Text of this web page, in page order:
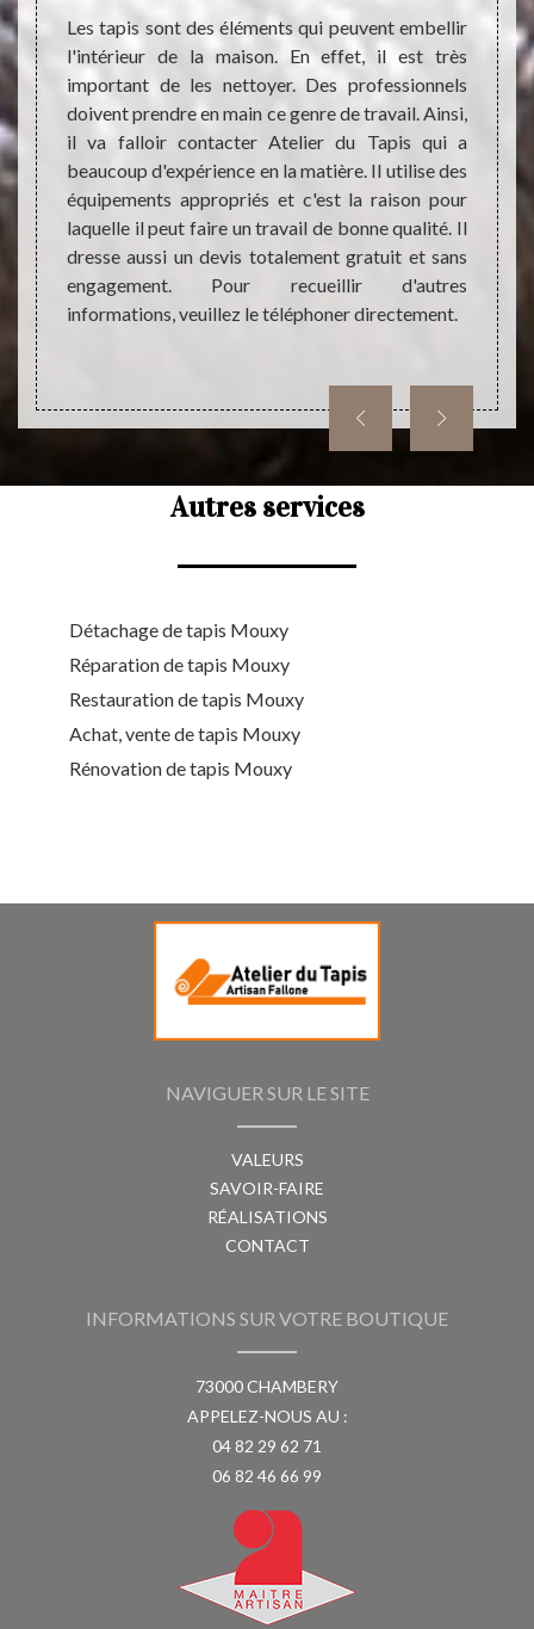
en
aide
Les tapis sont des éléments qui peuvent embellir
l'intérieur de la maison. En effet, il est très
important de les nettoyer. Des professionnels
doivent prendre en main ce genre de travail. Ainsi,
il va falloir contacter Atelier du Tapis qui a
beaucoup d'expérience en la matière. Il utilise des
équipements appropriés et c'est la raison pour
laquelle il peut faire un travail de bonne qualité. Il
dresse aussi un devis totalement gratuit et sans
engagement. Pour recueillir d'autres
informations, veuillez le téléphoner directement.
tapis
non
de
coût
ne
tapis.
Autres services
Détachage de tapis Mouxy
Réparation de tapis Mouxy
Restauration de tapis Mouxy
Achat, vente de tapis Mouxy
Rénovation de tapis Mouxy
NAVIGUER SUR LE SITE
VALEURS
SAVOIR-FAIRE
RÉALISATIONS
CONTACT
INFORMATIONS SUR VOTRE BOUTIQUE
73000 CHAMBERY
APPELEZ-NOUS AU :
04 82 29 62 71
06 82 46 66 99